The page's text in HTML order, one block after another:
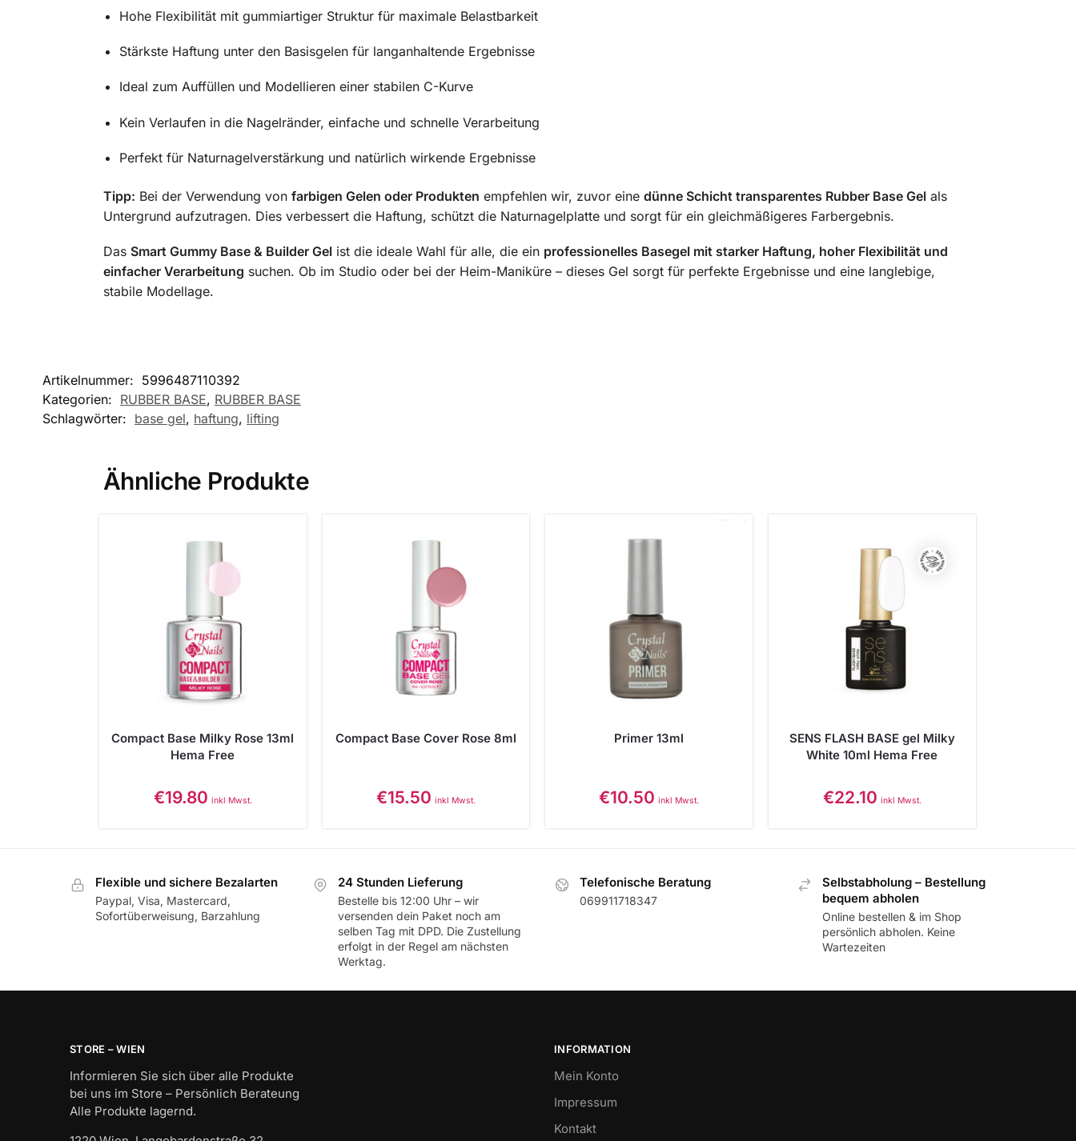
Hohe Flexibilität mit gummiartiger Struktur für maximale Belastbarkeit
Stärkste Haftung unter den Basisgelen für langanhaltende Ergebnisse
Ideal zum Auffüllen und Modellieren einer stabilen C-Kurve
Kein Verlaufen in die Nagelränder, einfache und schnelle Verarbeitung
Perfekt für Naturnagelverstärkung und natürlich wirkende Ergebnisse
Tipp: Bei der Verwendung von farbigen Gelen oder Produkten empfehlen wir, zuvor eine dünne Schicht transparentes Rubber Base Gelals
Untergrund aufzutragen. Dies verbessert die Haftung, schützt die Naturnagelplatte und sorgt für ein gleichmäßigeres Farbergebnis.
Das Smart Gummy Base & Builder Gelist die ideale Wahl für alle, die ein professionelles Basegel mit starker Haftung, hoher Flexibilität und
einfacher Verarbeitung suchen. Ob im Studio oder bei der Heim-Maniküre – dieses Gel sorgt für perfekte Ergebnisse und eine langlebige,
stabile Modellage.
Artikelnummer: 5996487110392
Kategorien: RUBBER BASE, RUBBER BASE
Schlagwörter: base gel, haftung, lifting
Ähnliche Produkte
Compact Base Milky Rose 13ml
Hema Free
€19.80 inkl Mwst.
Compact Base Cover Rose 8ml
€15.50 inkl Mwst.
Primer 13ml
€10.50 inkl Mwst.
SENS FLASH BASE gel Milky
White 10ml Hema Free
€22.10 inkl Mwst.
Flexible und sichere Bezalarten
Paypal, Visa, Mastercard,
Sofortüberweisung, Barzahlung
24 Stunden Lieferung
Bestelle bis 12:00 Uhr – wir
versenden dein Paket noch am
selben Tag mit DPD. Die Zustellung
erfolgt in der Regel am nächsten
Werktag.
Telefonische Beratung
069911718347
Selbstabholung – Bestellung
bequem abholen
Online bestellen & im Shop
persönlich abholen. Keine
Wartezeiten
STORE – WIEN
Informieren Sie sich über alle Produkte
bei uns im Store – Persönlich Berateung
Alle Produkte lagernd.
INFORMATION
Mein Konto
Impressum
Kontakt